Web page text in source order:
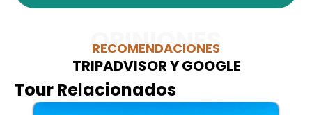
OPINIONES
RECOMENDACIONES
TRIPADVISOR Y GOOGLE
Tour Relacionados